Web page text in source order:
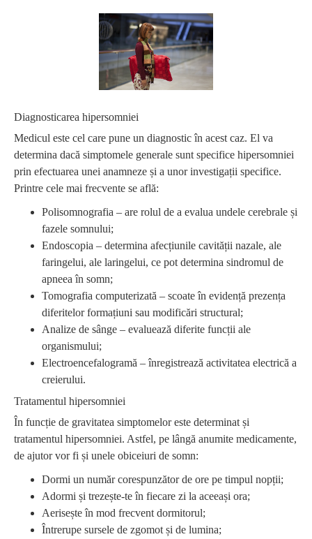
Diagnosticarea hipersomniei
Medicul este cel care pune un diagnostic în acest caz. El va
determina dacă simptomele generale sunt specifice hipersomniei
prin efectuarea unei anamneze și a unor investigații specifice.
Printre cele mai frecvente se află:
Polisomnografia – are rolul de a evalua undele cerebrale și
fazele somnului;
Endoscopia – determina afecțiunile cavității nazale, ale
faringelui, ale laringelui, ce pot determina sindromul de
apneea în somn;
Tomografia computerizată – scoate în evidență prezența
diferitelor formațiuni sau modificări structural;
Analize de sânge – evaluează diferite funcții ale
organismului;
Electroencefalogramă – înregistrează activitatea electrică a
creierului.
Tratamentul hipersomniei
În funcție de gravitatea simptomelor este determinat și
tratamentul hipersomniei. Astfel, pe lângă anumite medicamente,
de ajutor vor fi și unele obiceiuri de somn:
Dormi un număr corespunzător de ore pe timpul nopții;
Adormi și trezește-te în fiecare zi la aceeași ora;
Aerisește în mod frecvent dormitorul;
Întrerupe sursele de zgomot și de lumina;